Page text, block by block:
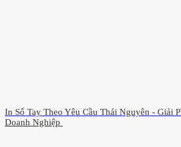
In Sổ Tay Theo Yêu Cầu Thái Nguyên - Giải
Doanh Nghiệp